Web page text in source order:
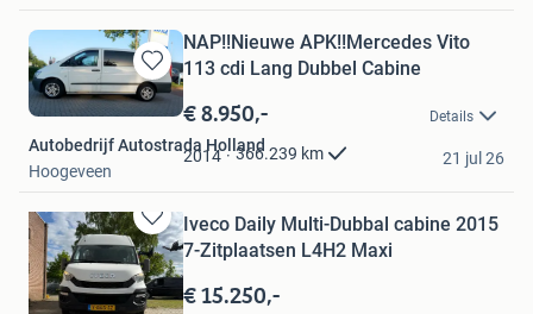
Bewaren
in
Favorieten
NAP!!Nieuwe APK!!Mercedes Vito
113 cdi Lang Dubbel Cabine
€ 8.950,- Details
2014 366.239 km
Autobedrijf Autostrada Holland
Hoogeveen
21 jul 26
Bewaren
in
Mijn
Favorieten
Iveco Daily Multi-Dubbal cabine 2015
7-Zitplaatsen L4H2 Maxi
€ 15.250,-